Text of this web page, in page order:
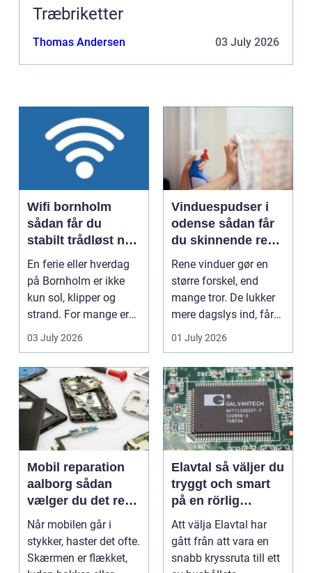
Træbriketter
Thomas Andersen 03 July 2026
Wifi bornholm
sådan får du
stabilt trådløst net
på klippeøen
En ferie eller hverdag
på Bornholm er ikke
kun sol, klipper og
strand. For mange er
en stabil intern...
03 July 2026
Vinduespudser i
odense sådan får
du skinnende rene
ruder året rundt
Rene vinduer gør en
større forskel, end
mange tror. De lukker
mere dagslys ind, får
hjem og erhvervs...
01 July 2026
Mobil reparation
aalborg sådan
vælger du det rette
værksted
Når mobilen går i
stykker, haster det ofte.
Skærmen er flækket,
Elavtal så väljer du
tryggt och smart
på en rörlig
elmarknad
Att välja Elavtal har
gått från att vara en
snabb kryssruta till ett